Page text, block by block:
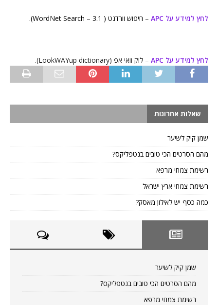
לחץ למידע על APC – חיפוש וורדנט ( WordNet Search – 3.1).
לחץ למידע על APC – לוק וואי אפ (LookWAYup dictionary).
שאלות אחרונות
שמן קיק לשיער
מהם הסרטים הכי טובים בנטפליקס?
רשימת צמחי מרפא
רשימת צמחי ארץ ישראל
כמה כסף יש לאילון מאסק?
שמן קיק לשיער
מהם הסרטים הכי טובים בנטפליקס?
רשימת צמחי מרפא